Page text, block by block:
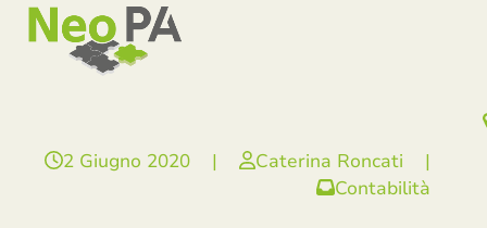
SkipOpen
mobile
menu
Close
mobile
menu
2 Giugno 2020 | Caterina Roncati
|
Contabilità